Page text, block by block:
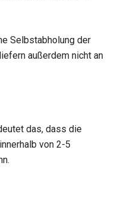
Selbstabholung der
außerdem nicht an
das, dass die
von 2-5